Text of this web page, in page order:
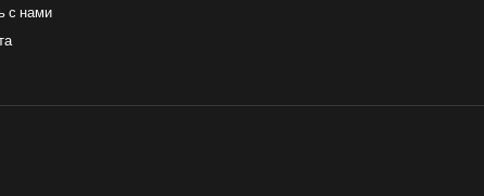
с нами